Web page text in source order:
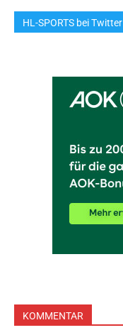
HL-SPORTS bei
KOMMENTAR